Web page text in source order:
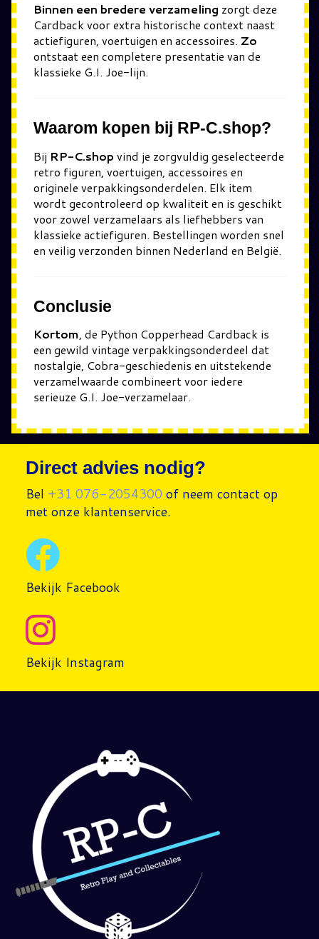
Binnen een bredere verzameling zorgt deze
Cardback voor extra historische context naast
actiefiguren, voertuigen en accessoires. Zo
ontstaat een completere presentatie van de
klassieke G.I. Joe-lijn.
Waarom kopen bij RP-C.shop?
Bij RP-C.shop vind je zorgvuldig geselecteerde
retro figuren, voertuigen, accessoires en
originele verpakkingsonderdelen. Elk item
wordt gecontroleerd op kwaliteit en is geschikt
voor zowel verzamelaars als liefhebbers van
klassieke actiefiguren. Bestellingen worden snel
en veilig verzonden binnen Nederland en België.
Conclusie
Kortom, de Python Copperhead Cardback is
een gewild vintage verpakkingsonderdeel dat
nostalgie, Cobra-geschiedenis en uitstekende
verzamelwaarde combineert voor iedere
serieuze G.I. Joe-verzamelaar.
Direct advies nodig?
Bel +31 076-2054300 of neem contact op
met onze klantenservice.
Bekijk Facebook
Bekijk Instagram